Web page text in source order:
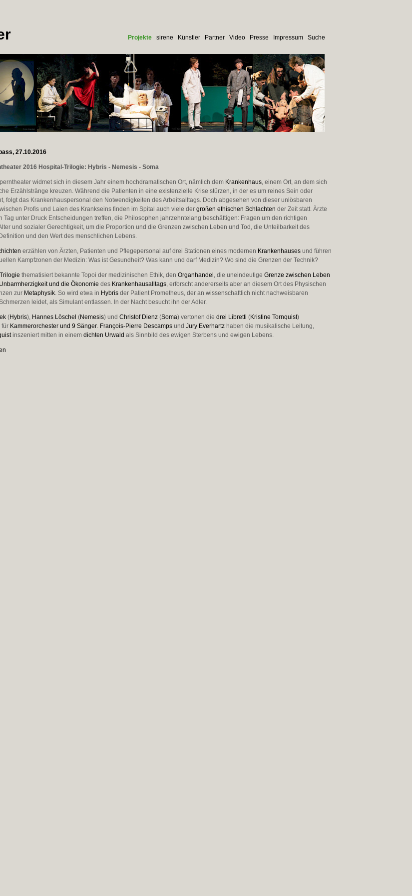
Projekte sirene Künstler Partner Video Presse Impressum Suche
27.10.2016
2016 Hospital-Trilogie: Hybris - Nemesis - Soma
widmet sich in diesem Jahr einem hochdramatischen Ort, nämlich dem Krankenhaus, einem Ort, an dem sich
Erzählstränge kreuzen. Während die Patienten in eine existenzielle Krise stürzen, in der es um reines Sein oder
folgt das Krankenhauspersonal den Notwendigkeiten des Arbeitsalltags. Doch abgesehen von dieser unlösbaren
Profis und Laien des Krankseins finden im Spital auch viele der großen ethischen Schlachten der Zeit statt. Ärzte
Tag unter Druck Entscheidungen treffen, die Philosophen jahrzehntelang beschäftigen: Fragen um den richtigen
und sozialer Gerechtigkeit, um die Proportion und die Grenzen zwischen Leben und Tod, die Unteilbarkeit des
und den Wert des menschlichen Lebens.
erzählen von Ärzten, Patienten und Pflegepersonal auf drei Stationen eines modernen Krankenhausesund führen
Kampfzonen der Medizin: Was ist Gesundheit? Was kann und darf Medizin? Wo sind die Grenzen der Technik?
thematisiert bekannte Topoi der medizinischen Ethik, den Organhandel , die uneindeutige Grenze zwischen Leben
Unbarmherzigkeit und die Ökonomie des Krankenhausalltags, erforscht andererseits aber an diesem Ort des Physischen
zur Metaphysik. So wird etwa in Hybrisder Patient Prometheus, der an wissenschaftlich nicht nachweisbaren
leidet, als Simulant entlassen. In der Nacht besucht ihn der Adler.
(Hybris), Hannes Löschel (Nemesis) und Christof Dienz(Soma) vertonen die drei Libretti (Kristine Tornquist)
für Kammerorchester und 9 Sänger. François-Pierre Descampsund Jury Everhartzhaben die musikalische Leitung,
inszeniert mitten in einem dichten Urwald als Sinnbild des ewigen Sterbens und ewigen Lebens.